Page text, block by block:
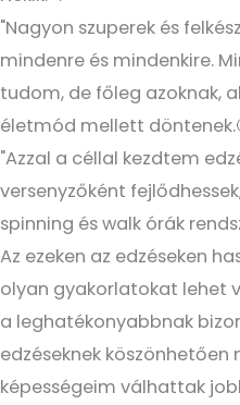
"Nagyon szuperek és
mindenre és mindenkire.
tudom, de főleg azoknak,
életmód mellett
"Azzal a céllal kezdtem
versenyzőként
spinning és walk órák
Az ezeken az edzéseken
olyan gyakorlatokat lehet
a leghatékonyabbnak
edzéseknek köszönhetően
képességeim válhattak